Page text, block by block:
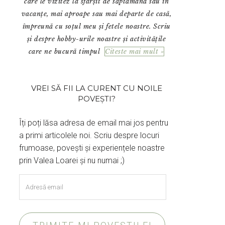
vacanțe, mai aproape sau mai departe de casă,
împreună cu soțul meu și fetele noastre. Scriu
și despre hobby-urile noastre și activitățile
care ne bucură timpul Citeste mai mult »
VREI SĂ FII LA CURENT CU NOILE
POVEȘTI?
Îți poți lăsa adresa de email mai jos pentru
a primi articolele noi. Scriu despre locuri
frumoase, povești și experiențele noastre
prin Valea Loarei și nu numai ;)
email